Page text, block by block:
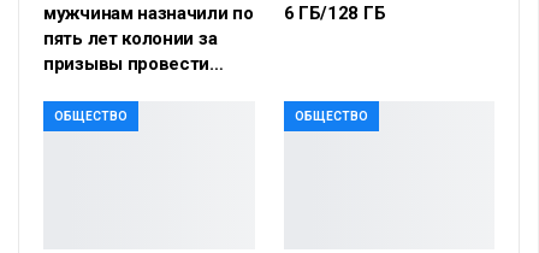
мужчинам назначили по
пять лет колонии за
призывы провести…
6 ГБ/128 ГБ
ОБЩЕСТВО ОБЩЕСТВО